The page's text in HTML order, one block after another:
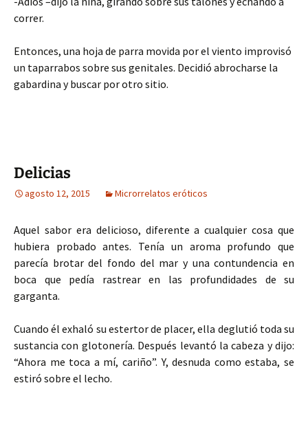
correr.
Entonces, una hoja de parra movida por el viento improvisó
un taparrabos sobre sus genitales. Decidió abrocharse la
gabardina y buscar por otro sitio.
Delicias
agosto 12, 2015 Microrrelatos eróticos
Aquel sabor era delicioso, diferente a cualquier cosa que
hubiera probado antes. Tenía un aroma profundo que
parecía brotar del fondo del mar y una contundencia en
boca que pedía rastrear en las profundidades de su
garganta.
Cuando él exhaló su estertor de placer, ella deglutió toda su
sustancia con glotonería. Después levantó la cabeza y dijo:
“Ahora me toca a mí, cariño”. Y, desnuda como estaba, se
estiró sobre el lecho.